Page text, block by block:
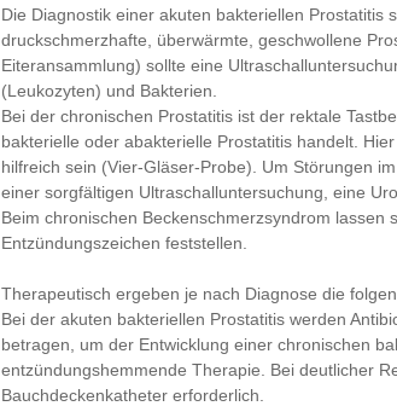
Die Diagnostik einer akuten bakteriellen Prostatitis
druckschmerzhafte, überwärmte, geschwollene
Eiteransammlung) sollte eine
(Leukozyten) und Bakterien.
Bei der chronischen Prostatitis ist der rektale
bakterielle oder abakterielle Prostatitis handelt.
hilfreich sein (Vier-Gläser-Probe). Um Störungen
einer sorgfältigen Ultraschalluntersuchung, eine
Beim chronischen Beckenschmerzsyndrom
Entzündungszeichen feststellen.
Therapeutisch ergeben je nach Diagnose die
Bei der akuten bakteriellen Prostatitis werden
betragen, um der Entwicklung einer chronischen
entzündungshemmende Therapie. Bei deutlicher
Bauchdeckenkatheter erforderlich.